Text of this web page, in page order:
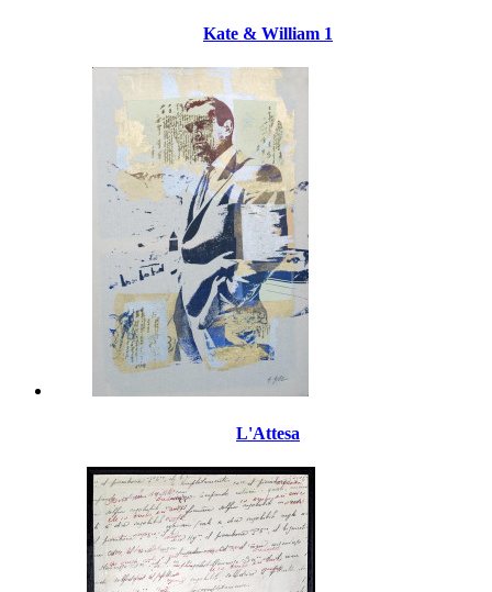
Kate & William 1
L'Attesa